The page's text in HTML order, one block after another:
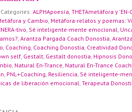
Categories: ALPHApoesía, THETAmetáfora y 'EN-
y Cambio, Metáfora-relatos y poemas:
tivo, Sé inteligente-mente emocional,
, Arantza Pargada Coach Donostia,
, Coaching, Coaching Donostia, Creatividad
self, Gestalt, Gestalt donostia, Hipnosis
, Natural En-Trance, Natural En-Trance
, PNL+Coaching, Resiliencia, Sé inteligente-
de liberación emocional, Terapeuta